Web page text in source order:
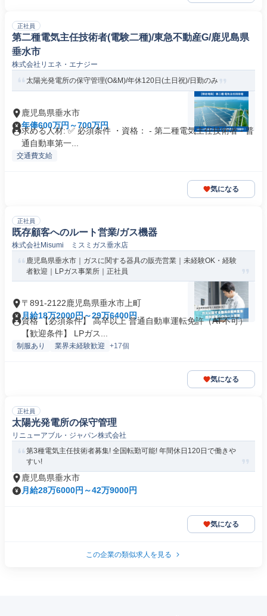
正社員
第二種電気主任技術者(電験二種)/東急不動産G/鹿児島県
垂水市
株式会社リエネ・エナジー
太陽光発電所の保守管理(O&M)/年休120日(土日祝)/日勤のみ
鹿児島県垂水市
年俸600万円～700万円
求める人材: ✅ 必須条件 ・資格： - 第二種電気主任技術者 - 普
通自動車第一...
交通費支給
気になる
正社員
既存顧客へのルート営業/ガス機器
株式会社Misumi ミスミガス垂水店
鹿児島県垂水市｜ガスに関する器具の販売営業｜未経験OK・経験
者歓迎｜LPガス事業所｜正社員
〒891-2122鹿児島県垂水市上町
月給18万2000円～29万6400円
資格 【必須条件】 高卒以上 普通自動車運転免許（AT不可）
【歓迎条件】 LPガス...
制服あり 業界未経験歓迎 +17個
気になる
正社員
太陽光発電所の保守管理
リニューアブル・ジャパン株式会社
第3種電気主任技術者募集! 全国転勤可能! 年間休日120日で働きや
すい!
鹿児島県垂水市
月給28万6000円～42万9000円
気になる
この企業の類似求人を見る